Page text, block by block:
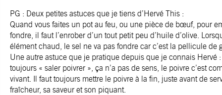
PG : Deux petites astuces que je tiens d’Hervé This :
Quand vous faites un pot au feu, ou une pièce de bœuf, pour
fondre, il faut l’enrober d’un tout petit peu d’huile d’olive.
élément chaud, le sel ne va pas fondre car c’est la pellicule de
Une autre astuce que je pratique depuis que je connais Hervé
toujours « saler poivrer », ça n’a pas de sens, le poivre c’est
vivant. Il faut toujours mettre le poivre à la fin, juste avant de
fraîcheur, sa saveur et son piquant.